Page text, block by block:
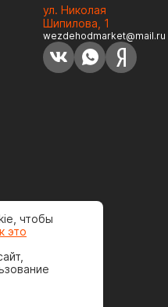
ул. Николая
Шипилова, 1
wezdehodmarket@mail.ru
чтобы
это